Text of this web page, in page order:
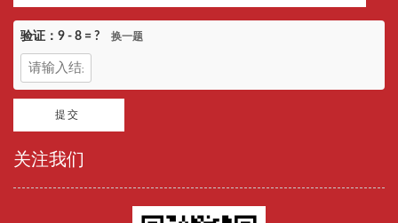
验证： 9 - 8 = ? 换一题
关注我们